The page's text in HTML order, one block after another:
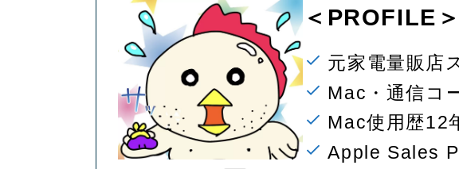
＜PROFILE＞
元家電量販店
Mac・通信コ
Mac使用歴12
Apple Sales